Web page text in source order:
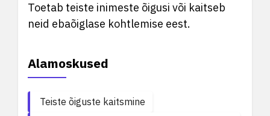
Toetab teiste inimeste õigusi või kaitseb
neid ebaõiglase kohtlemise eest.
Alamoskused
Teiste õiguste kaitsmine